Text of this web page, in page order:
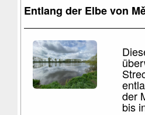
Entlang der Elbe von
der
bis